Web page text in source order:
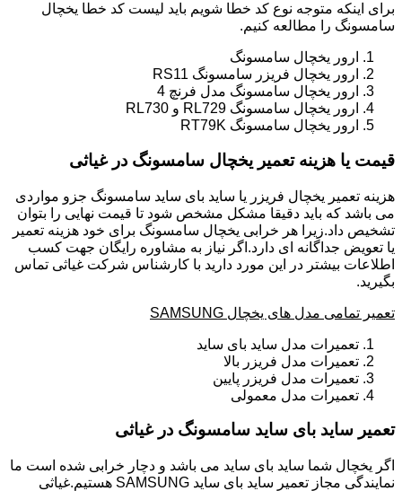
برای اینکه متوجه نوع کد خطا شویم باید لیست کد خطا یخچال
سامسونگ را مطالعه کنیم.
ارور یخچال سامسونگ
ارور یخچال فریزر سامسونگ RS11
ارور یخچال سامسونگ مدل فرنچ 4
ارور یخچال سامسونگ RL729 و RL730
ارور یخچال سامسونگ RT79K
قیمت یا هزینه تعمیر یخچال سامسونگ در غیاثی
هزینه تعمیر یخچال فریزر یا ساید بای ساید سامسونگ جزو مواردی
می باشد که باید دقیقا مشکل مشخص شود تا قیمت نهایی را بتوان
تشخیص داد.زیرا هر خرابی یخچال سامسونگ برای خود هزینه تعمیر
یا تعویض جداگانه ای دارد.اگر نیاز به مشاوره رایگان جهت کسب
اطلاعات بیشتر در این مورد دارید با کارشناس شرکت غیاثی تماس
بگیرید.
تعمیر تمامی مدل های یخچال SAMSUNG
تعمیرات مدل ساید بای ساید
تعمیرات مدل فریزر بالا
تعمیرات مدل فریزر پایین
تعمیرات مدل معمولی
تعمیر ساید بای ساید سامسونگ در غیاثی
اگر یخچال شما ساید بای ساید می باشد و دچار خرابی شده است ما
نمایندگی مجاز تعمیر ساید بای ساید SAMSUNG هستیم.غیاثی